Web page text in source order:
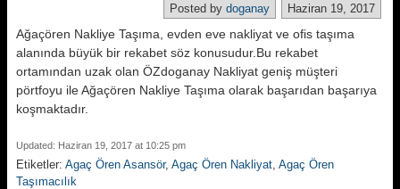
Haziran 19, 2017
Posted by doganay
Ağaçören Nakliye Taşıma, evden eve nakliyat ve ofis taşıma
alanında büyük bir rekabet söz konusudur.Bu rekabet
ortamından uzak olan ÖZdoganay Nakliyat geniş müşteri
pörtfoyu ile Ağaçören Nakliye Taşıma olarak başarıdan başarıya
koşmaktadır.
Updated: Haziran 19, 2017 at 10:25 pm
Etiketler: Agaç Ören Asansör, Agaç Ören Nakliyat, Agaç Ören
Taşımacılık